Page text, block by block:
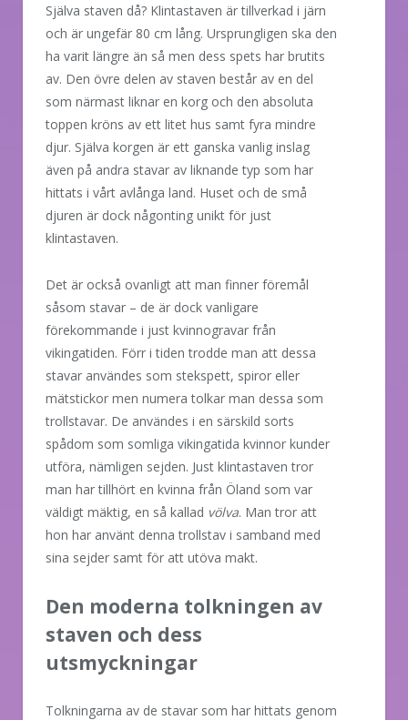
Själva staven då? Klintastaven är tillverkad i järn
och är ungefär 80 cm lång. Ursprungligen ska den
ha varit längre än så men dess spets har brutits
av. Den övre delen av staven består av en del
som närmast liknar en korg och den absoluta
toppen kröns av ett litet hus samt fyra mindre
djur. Själva korgen är ett ganska vanlig inslag
även på andra stavar av liknande typ som har
hittats i vårt avlånga land. Huset och de små
djuren är dock någonting unikt för just
klintastaven.
Det är också ovanligt att man finner föremål
såsom stavar – de är dock vanligare
förekommande i just kvinnogravar från
vikingatiden. Förr i tiden trodde man att dessa
stavar användes som stekspett, spiror eller
mätstickor men numera tolkar man dessa som
trollstavar. De användes i en särskild sorts
spådom som somliga vikingatida kvinnor kunder
utföra, nämligen sejden. Just klintastaven tror
man har tillhört en kvinna från Öland som var
väldigt mäktig, en så kallad völva. Man tror att
hon har använt denna trollstav i samband med
sina sejder samt för att utöva makt.
Den moderna tolkningen av
staven och dess
utsmyckningar
Tolkningarna av de stavar som har hittats genom